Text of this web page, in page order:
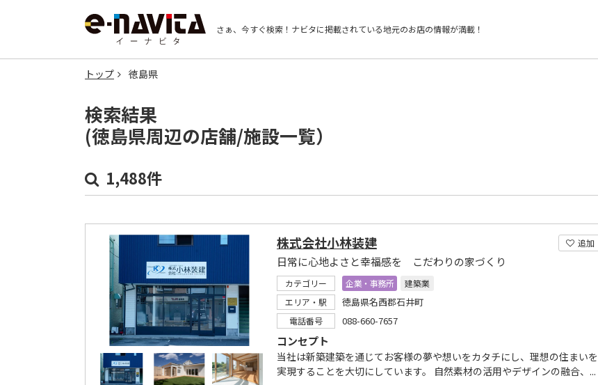
さぁ、今すぐ検索！ ナビタに掲載されている地元のお店の情報が満載！
トップ 徳島県
検索結果
(徳島県周辺の店舗/施設一覧）
1,488件
追加
株式会社小林装建
日常に心地よさと幸福感を こだわりの家づくり
カテゴリー 企業・事務所
建築業
エリア・駅
徳島県名西郡石井町
電話番号 088-660-7657
コンセプト
当社は新築建築を通じてお客様の夢や想いをカタチにし、理想の住まいを
実現することを大切にしています。 自然素材の活用やデザインの融合、...